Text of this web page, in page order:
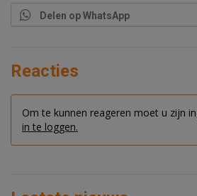
Delen op WhatsApp
Reacties
Om te kunnen reageren moet u zijn
in te loggen.